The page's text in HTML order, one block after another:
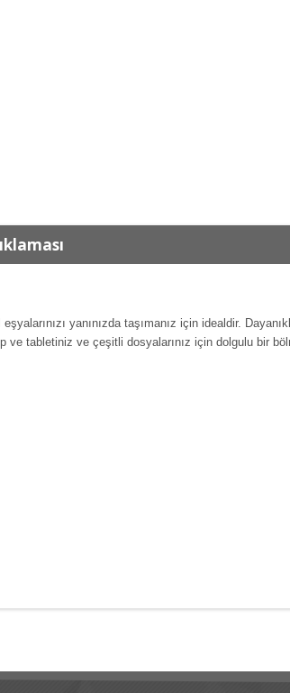
eşyalarınızı yanınızdataşımanız için idealdir.
ve tabletiniz ve çeşitli dosyalarınız için dolgulu bir